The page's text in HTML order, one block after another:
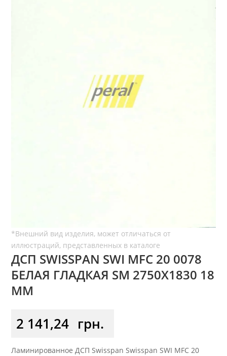
ДСП SWISSPAN SWI MFC 20 0078
БЕЛАЯ ГЛАДКАЯ SM 2750Х1830 18
ММ
2 141,24 грн.
Ламинированное ДСП Swisspan Swisspan SWI MFC 20